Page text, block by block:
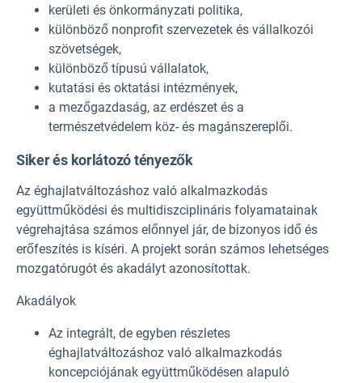
kerületi és önkormányzati politika,
különböző nonprofit szervezetek és vállalkozói
szövetségek,
különböző típusú vállalatok,
kutatási és oktatási intézmények,
a mezőgazdaság, az erdészet és a
természetvédelem köz- és magánszereplői.
Siker és korlátozó tényezők
Az éghajlatváltozáshoz való alkalmazkodás
együttműködési és multidiszciplináris folyamatainak
végrehajtása számos előnnyel jár, de bizonyos idő és
erőfeszítés is kíséri. A projekt során számos lehetséges
mozgatórugót és akadályt azonosítottak.
Akadályok
Az integrált, de egyben részletes
éghajlatváltozáshoz való alkalmazkodás
koncepciójának együttműködésen alapuló